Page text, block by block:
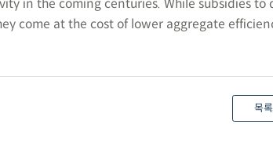
in the coming centuries. While subsidies to
come at the cost of lower aggregate
목